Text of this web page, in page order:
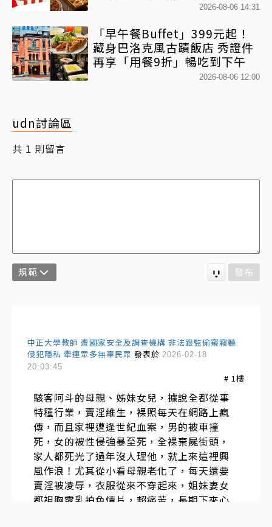
2026-08-06 14:31
「早午餐Buffet」399元起！
藏身巴洛克風古蹟飯店 秀證件
再享「用餐9折」暢吃到下午
2026-08-06 12:00
udn討論區
共 1 則留言
規範 發布
中正大學教師 遭國家安全及調查機構 非法跟監偷窺竊聽
侵犯隱私 牽連眾多無辜民眾 發表於 2026-02-18
20:03:45
# 1 樓
駭客阿斗的母親、姊妹女兒，據說全都從事
特種行業，賣淫維生，裸照每天在網路上瘋
傳，而且家裡遭逢世紀血案，男的被車撞
死，女的被性侵強暴至死，全裸棄屍街頭，
家人都死光了過年沒人理他，就上來這裡興
風作浪！尤其從小看母親老化了，每天還要
賣淫被凌辱，衣服從來不穿起來，姐妹妻女
都袒胸露乳拍色情片，超痛苦，長期下來心